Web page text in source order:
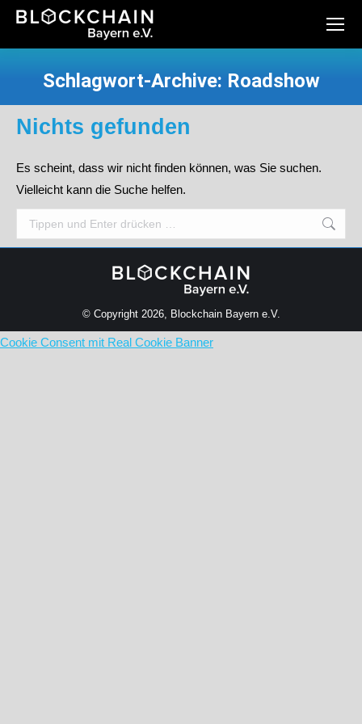
Schlagwort-Archive: Roadshow
Sie befinden sich hier:
Nichts gefunden
Es scheint, dass wir nicht finden können, was Sie suchen.
Vielleicht kann die Suche helfen.
Search:
© Copyright 2026, Blockchain Bayern e.V.
Cookie Consent mit Real Cookie Banner